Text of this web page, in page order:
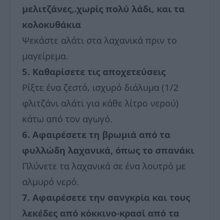
μελιτζάνες,.χωρίς πολύ λάδι, και τα
κολοκυθάκια
Ψεκάστε αλάτι στα λαχανικά πριν το
μαγείρεμα.
5. Καθαρίσετε τις αποχετεύσεις
Ρίξτε ένα ζεστό, ισχυρό διάλυμα (1/2
φλιτζάνι αλάτι για κάθε λίτρο νερού)
κάτω από τον αγωγό.
6. Αφαιρέσετε τη βρωμιά από τα
φυλλώδη λαχανικά, όπως το σπανάκι
Πλύνετε τα λαχανικά σε ένα λουτρό με
αλμυρό νερό.
7. Αφαιρέσετε την σανγκρία και τους
λεκέδες από κόκκινο-κρασί από τα